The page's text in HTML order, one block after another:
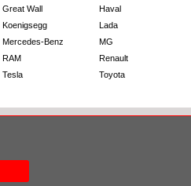
Great Wall Haval
Koenigsegg Lada
Mercedes-Benz MG
RAM Renault
Tesla Toyota